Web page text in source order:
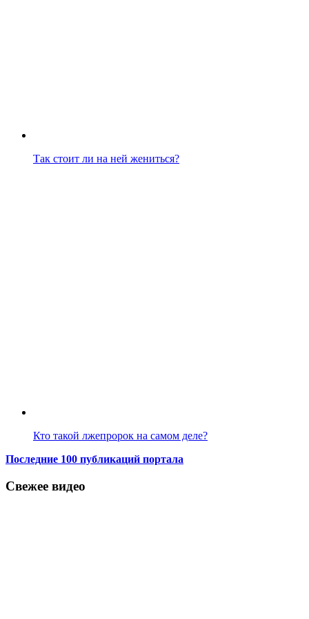
Так стоит ли на ней жениться?
Кто такой лжепророк на самом деле?
Последние 100 публикаций портала
Свежее видео